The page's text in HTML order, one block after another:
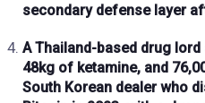
secondary defense layer
AThailand-based drug lord
48kg of ketamine, and
South Korean dealer who